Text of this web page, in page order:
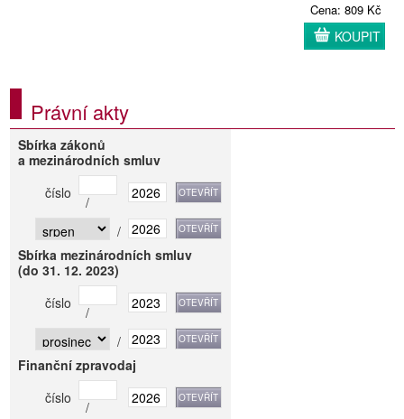
Cena: 809 Kč
KOUPIT
Právní akty
Sbírka zákonů
a mezinárodních smluv
číslo
/
/
Sbírka mezinárodních smluv
(do 31. 12. 2023)
číslo
/
/
Finanční zpravodaj
číslo
/